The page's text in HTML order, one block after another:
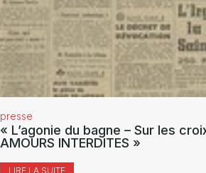
presse
« L’agonie du bagne – Sur les
AMOURS INTERDITES »
LIRE LA SUITE